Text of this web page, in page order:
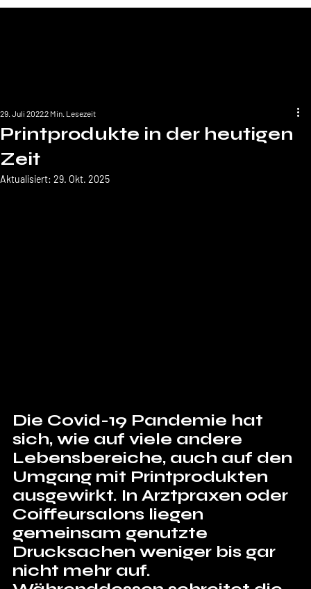
Printprodukte in der heutigen
Zeit
29. Juli 20222 Min. Lesezeit
Aktualisiert: 29. Okt. 2025
Die Covid-19 Pandemie hat
sich, wie auf viele andere
Lebensbereiche, auch auf den
Umgang mit Printprodukten
ausgewirkt. In Arztpraxen oder
Coiffeursalons liegen
gemeinsam genutzte
Drucksachen weniger bis gar
nicht mehr auf.